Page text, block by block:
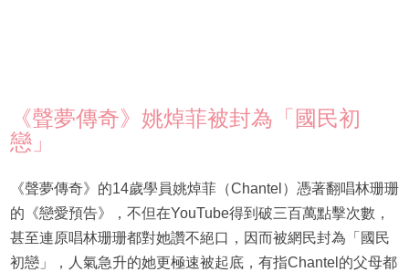
《聲夢傳奇》姚焯菲被封為「國民初
戀」
《聲夢傳奇》的14歲學員姚焯菲（Chantel）憑著翻唱林珊珊
的《戀愛預告》，不但在YouTube得到破三百萬點擊次數，
甚至連原唱林珊珊都對她讚不絕口，因而被網民封為「國民
初戀」，人氣急升的她更極速被起底，有指Chantel的父母都